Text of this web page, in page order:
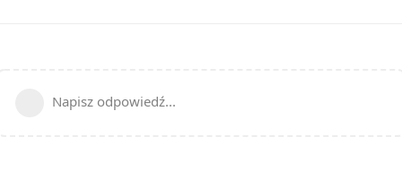
Napisz odpowiedź...